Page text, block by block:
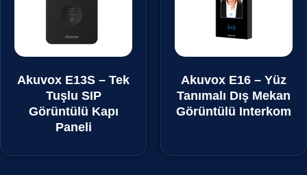
Akuvox E13S – Tek
Tuşlu SIP
Görüntülü Kapı
Paneli
Akuvox E16 – Yüz
Tanımalı Dış Mekan
Görüntülü Interkom